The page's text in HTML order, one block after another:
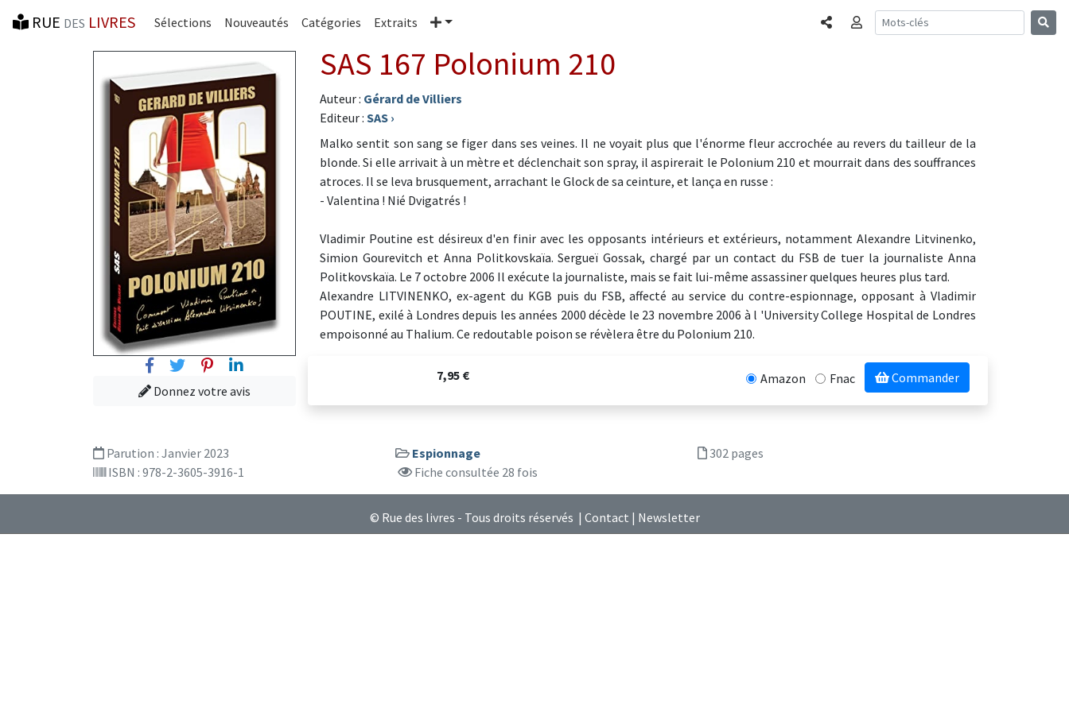
RUE DES LIVRES Sélections Nouveautés Catégories Extraits Plus PartagerConnexion
FacebookTwitterPinterest
Linkedin
Donnez votre avis
SAS 167 Polonium 210
Auteur : Gérard de Villiers
Editeur : SAS ›
Malko sentit son sang se figer dans ses veines. Il ne voyait plus que l'énorme fleur accrochée au revers du tailleur de la
blonde. Si elle arrivait à un mètre et déclenchait son spray, il aspirerait le Polonium 210 et mourrait dans des souffrances
atroces. Il se leva brusquement, arrachant le Glock de sa ceinture, et lança en russe :
- Valentina ! Nié Dvigatrés !
Vladimir Poutine est désireux d'en finir avec les opposants intérieurs et extérieurs, notamment Alexandre Litvinenko,
Simion Gourevitch et Anna Politkovskaïa. Sergueï Gossak, chargé par un contact du FSB de tuer la journaliste Anna
Politkovskaïa. Le 7 octobre 2006 Il exécute la journaliste, mais se fait lui-même assassiner quelques heures plus tard.
Alexandre LITVINENKO, ex-agent du KGB puis du FSB, affecté au service du contre-espionnage, opposant à Vladimir
POUTINE, exilé à Londres depuis les années 2000 décède le 23 novembre 2006 à l 'University College Hospital de Londres
empoisonné au Thalium. Ce redoutable poison se révèlera être du Polonium 210.
7,95 € Amazon Fnac Commander
Parution : Janvier 2023 Espionnage
302 pages
ISBN : 978-2-3605-3916-1
Fiche consultée 28 fois
© Rue des livres - Tous droits réservés | Contact | Newsletter